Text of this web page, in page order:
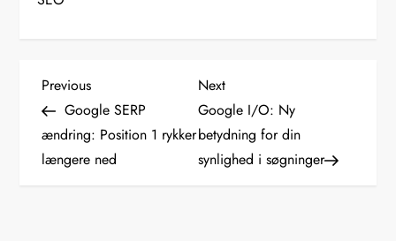
I
n
d
Previous
Post
Previous
Google SERP
ændring: Position 1 rykker
længere ned
Next
Post
Next
Google I/O: Ny
betydning for din
synlighed i søgninger